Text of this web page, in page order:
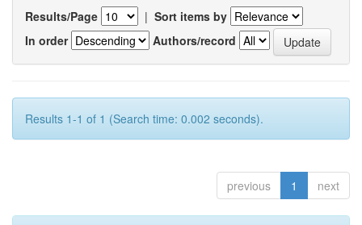
Results/Page | Sort items by
In order
Authors/record
Results 1-1 of 1 (Search time: 0.002 seconds).
previous 1 next